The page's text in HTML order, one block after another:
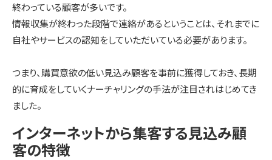
終わっている顧客が多いです。
情報収集が終わった段階で連絡があるということは、それまでに
自社やサービスの認知をしていただいている必要があります。
つまり、購買意欲の低い見込み顧客を事前に獲得しておき、長期
的に育成をしていくナーチャリングの手法が注目されはじめてき
ました。
インターネットから集客する見込み顧
客の特徴